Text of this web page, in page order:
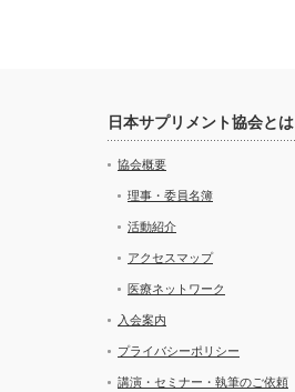
日本サプリメント協会とは
協会概要
理事・委員名簿
活動紹介
アクセスマップ
医療ネットワーク
入会案内
プライバシーポリシー
講演・セミナー・執筆のご依頼